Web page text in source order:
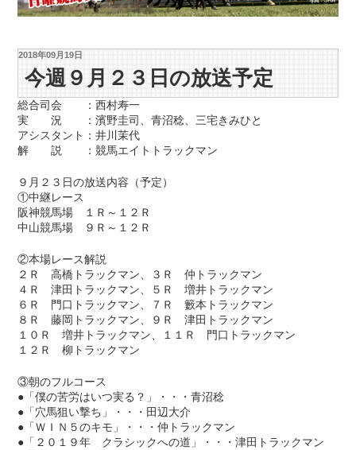
2018年09月19日
今週９月２３日の放送予定
総合司会 ：西村寿一
実 況 ：濱野圭司、青沼稔、三宅きみひと
アシスタント：井川茉代
解 説 ：競馬エイトトラックマン
９月２３日の放送内容（予定）
①中継レース
阪神競馬場 １Ｒ～１２Ｒ
中山競馬場 ９Ｒ～１２Ｒ
②本場レース解説
２Ｒ 高橋トラックマン、３Ｒ 仲トラックマン
４Ｒ 津田トラックマン、５Ｒ 増井トラックマン
６Ｒ 門口トラックマン、７Ｒ 籔本トラックマン
８Ｒ 藤岡トラックマン、９Ｒ 津田トラックマン
１０Ｒ 増井トラックマン、１１Ｒ 門口トラックマン
１２Ｒ 柳トラックマン
③朝のフルコース
●「僕の苦労はいつ実る？」・・・青沼稔
●「穴馬狙い撃ち」・・・田辺大介
●「ＷＩＮ５のキモ」・・・仲トラックマン
●「２０１９年 クラシックへの道」・・・津田トラックマン